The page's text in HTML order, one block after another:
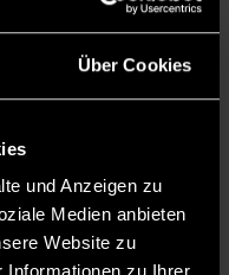
Über Cookies
und Anzeigen zu
Medien anbieten
Website zu
beschlossen
sollen
das Gesetz
Gesundheit